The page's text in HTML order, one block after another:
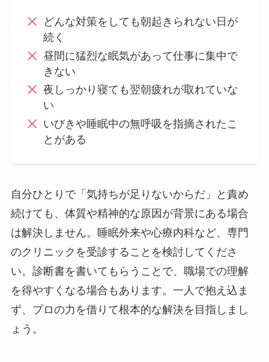
どんな対策をしても朝起きられない日が
続く
昼間に猛烈な眠気があって仕事に集中で
きない
夜しっかり寝ても翌朝疲れが取れていな
い
いびきや睡眠中の無呼吸を指摘されたこ
とがある
自分ひとりで「気持ちが足りないからだ」と責め
続けても、体質や精神的な原因が背景にある場合
は解決しません。睡眠外来や心療内科など、専門
のクリニックを受診することを検討してくださ
い。診断書を書いてもらうことで、職場での理解
を得やすくなる場合もあります。一人で抱え込ま
ず、プロの力を借りて根本的な解決を目指しまし
ょう。